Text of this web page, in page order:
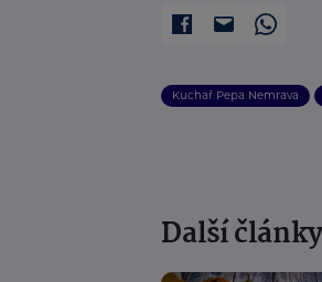
Kuchař Pepa Nemrava
Další články